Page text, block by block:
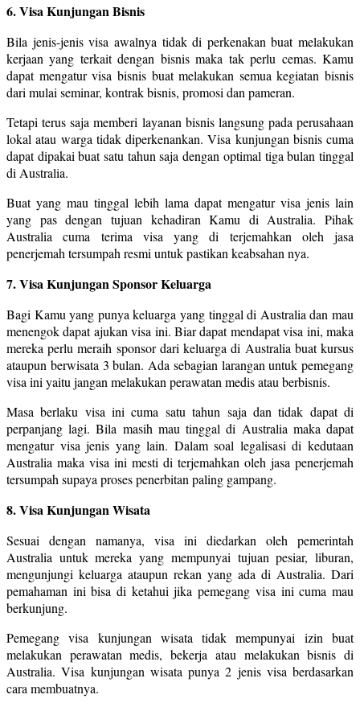
6. Visa Kunjungan Bisnis
Bila jenis-jenis visa awalnya tidak di perkenakan buat melakukan
kerjaan yang terkait dengan bisnis maka tak perlu cemas. Kamu
dapat mengatur visa bisnis buat melakukan semua kegiatan bisnis
dari mulai seminar, kontrak bisnis, promosi dan pameran.
Tetapi terus saja memberi layanan bisnis langsung pada perusahaan
lokal atau warga tidak diperkenankan. Visa kunjungan bisnis cuma
dapat dipakai buat satu tahun saja dengan optimal tiga bulan tinggal
di Australia.
Buat yang mau tinggal lebih lama dapat mengatur visa jenis lain
yang pas dengan tujuan kehadiran Kamu di Australia. Pihak
Australia cuma terima visa yang di terjemahkan oleh jasa
penerjemah tersumpah resmi untuk pastikan keabsahan nya.
7. Visa Kunjungan Sponsor Keluarga
Bagi Kamu yang punya keluarga yang tinggal di Australia dan mau
menengok dapat ajukan visa ini. Biar dapat mendapat visa ini, maka
mereka perlu meraih sponsor dari keluarga di Australia buat kursus
ataupun berwisata 3 bulan. Ada sebagian larangan untuk pemegang
visa ini yaitu jangan melakukan perawatan medis atau berbisnis.
Masa berlaku visa ini cuma satu tahun saja dan tidak dapat di
perpanjang lagi. Bila masih mau tinggal di Australia maka dapat
mengatur visa jenis yang lain. Dalam soal legalisasi di kedutaan
Australia maka visa ini mesti di terjemahkan oleh jasa penerjemah
tersumpah supaya proses penerbitan paling gampang.
8. Visa Kunjungan Wisata
Sesuai dengan namanya, visa ini diedarkan oleh pemerintah
Australia untuk mereka yang mempunyai tujuan pesiar, liburan,
mengunjungi keluarga ataupun rekan yang ada di Australia. Dari
pemahaman ini bisa di ketahui jika pemegang visa ini cuma mau
berkunjung.
Pemegang visa kunjungan wisata tidak mempunyai izin buat
melakukan perawatan medis, bekerja atau melakukan bisnis di
Australia. Visa kunjungan wisata punya 2 jenis visa berdasarkan
cara membuatnya.